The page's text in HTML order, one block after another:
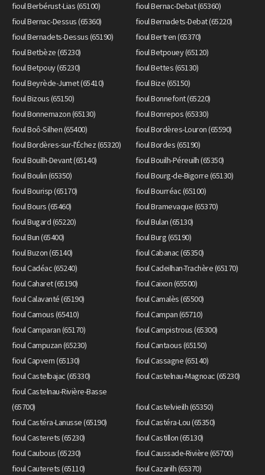
fioul Berbérust-Lias (65100)
fioul Bernac-Debat (65360)
fioul Bernac-Dessus (65360)
fioul Bernadets-Debat (65220)
fioul Bernadets-Dessus (65190)
fioul Bertren (65370)
fioul Betbèze (65230)
fioul Betpouey (65120)
fioul Betpouy (65230)
fioul Bettes (65130)
fioul Beyrède-Jumet (65410)
fioul Bize (65150)
fioul Bizous (65150)
fioul Bonnefont (65220)
fioul Bonnemazon (65130)
fioul Bonrepos (65330)
fioul Boô-Silhen (65400)
fioul Bordères-Louron (65590)
fioul Bordères-sur-l'Échez (65320)
fioul Bordes (65190)
fioul Bouilh-Devant (65140)
fioul Bouilh-Péreuilh (65350)
fioul Boulin (65350)
fioul Bourg-de-Bigorre (65130)
fioul Bourisp (65170)
fioul Bourréac (65100)
fioul Bours (65460)
fioul Bramevaque (65370)
fioul Bugard (65220)
fioul Bulan (65130)
fioul Bun (65400)
fioul Burg (65190)
fioul Buzon (65140)
fioul Cabanac (65350)
fioul Cadéac (65240)
fioul Cadeilhan-Trachère (65170)
fioul Caharet (65190)
fioul Caixon (65500)
fioul Calavanté (65190)
fioul Camalès (65500)
fioul Camous (65410)
fioul Campan (65710)
fioul Camparan (65170)
fioul Campistrous (65300)
fioul Campuzan (65230)
fioul Cantaous (65150)
fioul Capvern (65130)
fioul Cassagne (65140)
fioul Castelbajac (65330)
fioul Castelnau-Magnoac (65230)
fioul Castelnau-Rivière-Basse
(65700)
fioul Castelvieilh (65350)
fioul Castéra-Lanusse (65190)
fioul Castéra-Lou (65350)
fioul Casterets (65230)
fioul Castillon (65130)
fioul Caubous (65230)
fioul Caussade-Rivière (65700)
fioul Cauterets (65110)
fioul Cazarilh (65370)